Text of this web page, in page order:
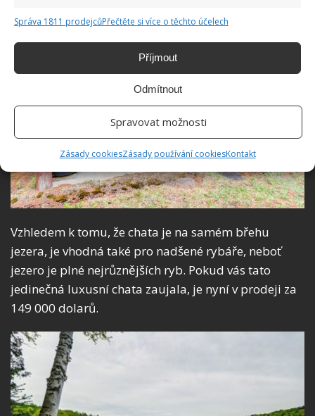
Správa 1811 prodejcůPřečtěte si více o těchto účelech
Příjmout
Odmítnout
Spravovat možnosti
Zásady cookiesZásady používání cookiesKontakt
Vzhledem k tomu, že chata je na samém břehu
jezera, je vhodná také pro nadšené rybáře, neboť
jezero je plné nejrůznějších ryb. Pokud vás tato
jedinečná luxusní chata zaujala, je nyní v prodeji za
149 000 dolarů.